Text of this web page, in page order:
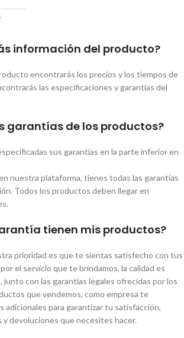
información del producto?
encontrarás los precios y los tiempos de
las especificaciones y garantías del
garantías de los productos?
sus garantías en la parte inferior en
nuestra plataforma, tienes todas las garantías
Todos los productos deben llegar en
tienen mis productos?
prioridad es que te sientas satisfecho con tus
el servicio que te brindamos, la calidad es
con las garantías legales ofrecidas por los
que vendemos, como empresa te
adicionales para garantizar tu satisfacción,
y devoluciones que necesites hacer.